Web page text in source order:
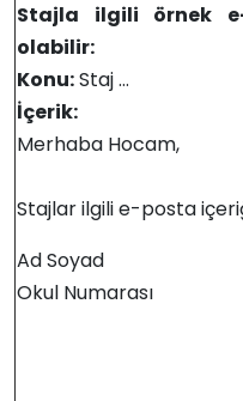
Stajla ilgili örnek
olabilir:
Konu:Staj …
İçerik:
Merhaba Hocam,
Stajlar ilgili e-posta
Ad Soyad
Okul Numarası